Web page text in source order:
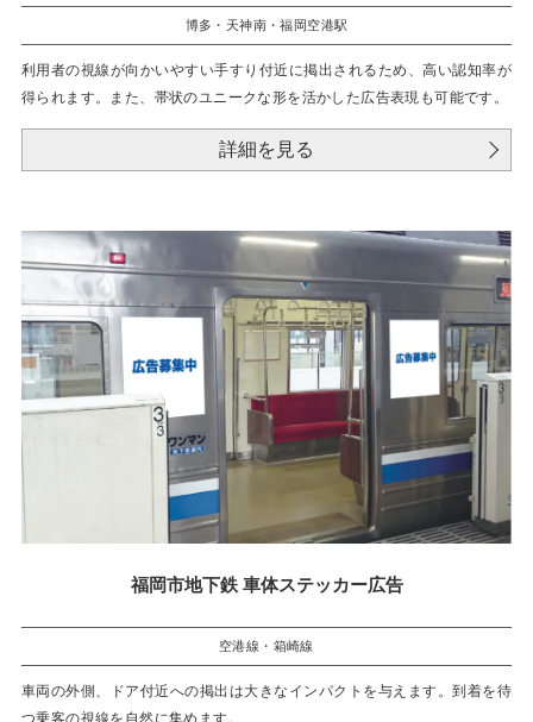
博多・天神南・福岡空港駅
利用者の視線が向かいやすい手すり付近に掲出されるため、高い認知率が
得られます。また、帯状のユニークな形を活かした広告表現も可能です。
詳細を見る
福岡市地下鉄 車体ステッカー広告
空港線・箱崎線
車両の外側、ドア付近への掲出は大きなインパクトを与えます。到着を待
つ乗客の視線を自然に集めます。